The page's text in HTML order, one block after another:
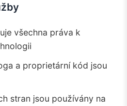
všechna práva k
a proprietární kód jsou
stran jsou používány na